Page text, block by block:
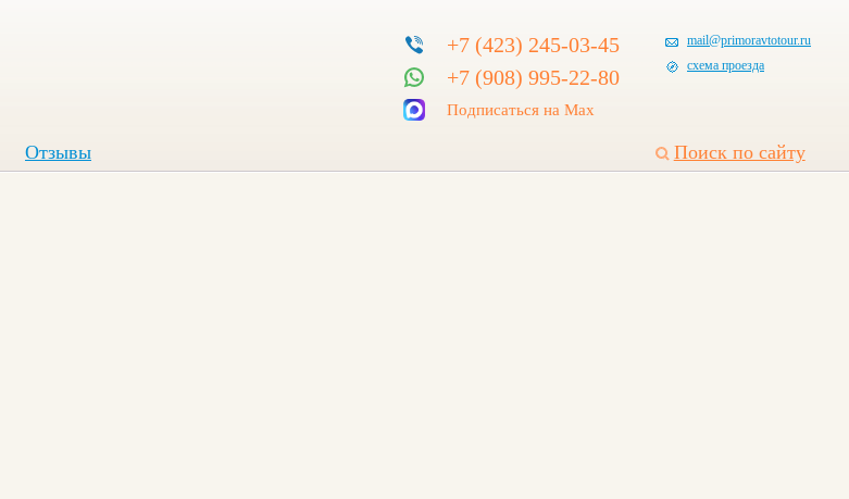
+7 (423) 245-03-45
+7 (908) 995-22-80
Подписаться на Max
mail@primoravtotour.ru
схема проезда
Поиск по сайту
Отзывы